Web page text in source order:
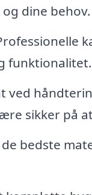
dine behov.
funktionalitet.
ved
sikker på
de bedste